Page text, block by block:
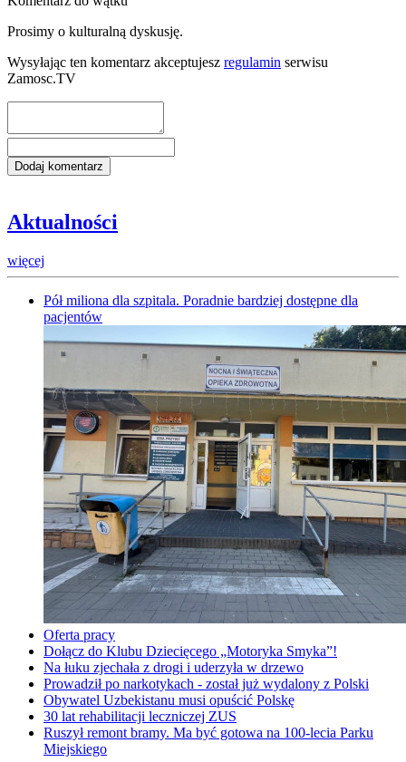
Prosimy o kulturalną dyskusję.
Wysyłając ten komentarz akceptujesz regulamin serwisu
Zamosc.TV
Aktualności
więcej
Pół miliona dla szpitala. Poradnie bardziej dostępne dla
pacjentów
Oferta pracy
Dołącz do Klubu Dziecięcego „Motoryka Smyka”!
Na łuku zjechała z drogi i uderzyła w drzewo
Prowadził po narkotykach - został już wydalony z Polski
Obywatel Uzbekistanu musi opuścić Polskę
30 lat rehabilitacji leczniczej ZUS
Ruszył remont bramy. Ma być gotowa na 100-lecia Parku
Miejskiego